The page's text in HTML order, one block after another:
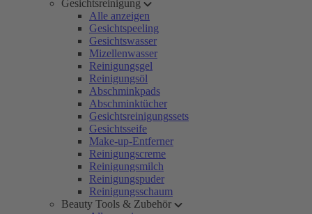
Gesichtsreinigung
Alle anzeigen
Gesichtspeeling
Gesichtswasser
Mizellenwasser
Reinigungsgel
Reinigungsöl
Abschminkpads
Abschminktücher
Gesichtsreinigungssets
Gesichtsseife
Make-up-Entferner
Reinigungscreme
Reinigungsmilch
Reinigungspuder
Reinigungsschaum
Beauty Tools & Zubehör